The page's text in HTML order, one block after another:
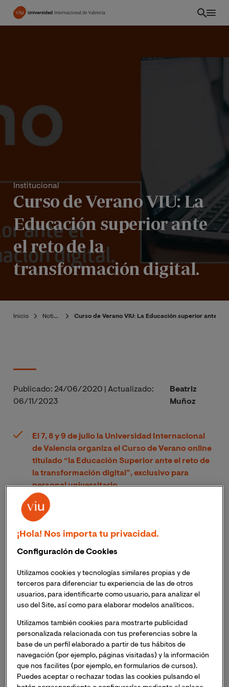
Pasar
Institucional
Curso de Verano VIU: La
Educación superior ante
el reto de la
transformación digital.
Inicio Noticias Curso de Verano VIU: La Educación superior ante
Publicado: 24/06/2020
Actualizado:
06/11/2023
Beatriz
Muñoz
El 7, 8 y 9 de julio la Universidad Internacional
de Valencia organiza el Curso de Verano online
titulado “la Educación Superior ante el reto de
la transformación digital”, exclusivo para
personal universitario.
El Curso de Verano busca dar respuesta a las
necesidades a las que se enfrenta el mundo
universitario tras el COVID-19 . José Manuel
Universidades; Carolina Pascual, Consellera d
´Innovació Universitats, Ciència i Societat
Digital; los rectores de la Universidad de Jaén o
de la Universitat Politècnica de València; y
representantes del mundo de la empresa como
Carlos Alonso, Responsable de Educación de
HP Inc. y Presidente de Edutech Cluster, o
Ricardo Vera, Director General de Smowl, son
algunos de los ponentes invitados.
La Universidad Internacional de Valencia impartirá los
¡Hola! Nos importa tu privacidad.
Configuración de Cookies
Utilizamos cookies y tecnologías similares propias y de
terceros para diferenciar tu experiencia de las de otros
usuarios, para identificarte como usuario, para analizar el
uso del Site, así como para elaborar modelos analíticos.
Utilizamos también cookies para mostrarte publicidad
personalizada relacionada con tus preferencias sobre la
base de un perfil elaborado a partir de tus hábitos de
navegación (por ejemplo, páginas visitadas) y la información
que nos facilites (por ejemplo, en formularios de cursos).
Puedes aceptar o rechazar todas las cookies pulsando el